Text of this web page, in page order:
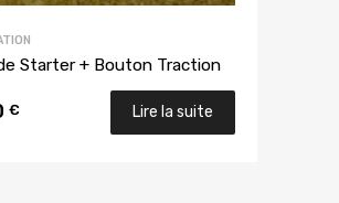
Starter + Bouton Traction
€ Lire la suite